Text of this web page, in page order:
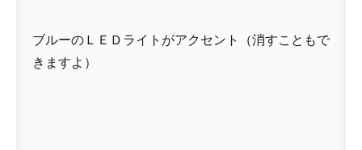
ブルーのＬＥＤライトがアクセント（消すこともで
きますよ）